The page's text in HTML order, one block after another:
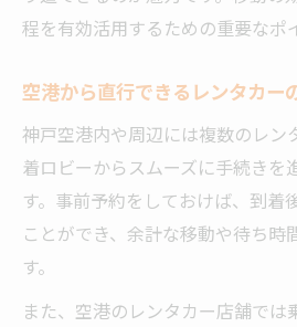
程を有効活用するための重要なポ
空港から直行できるレンタカー
神戸空港内や周辺には複数のレン
着ロビーからスムーズに手続きを
す。事前予約をしておけば、到着
ことができ、余計な移動や待ち時
す。
また、空港のレンタカー店舗では